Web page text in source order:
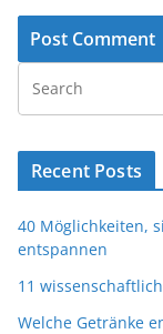
Recent Posts
40 Möglichkeiten,
entspannen
11
Welche Getränke